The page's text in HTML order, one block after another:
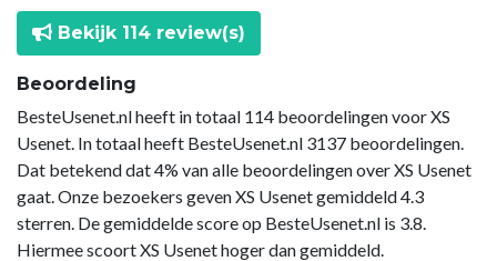
Bekijk 114 review(s)
Beoordeling
BesteUsenet.nl heeft in totaal 114 beoordelingen voor XS
Usenet. In totaal heeft BesteUsenet.nl 3137 beoordelingen.
Dat betekend dat 4% van alle beoordelingen over XS Usenet
gaat. Onze bezoekers geven XS Usenet gemiddeld 4.3
sterren. De gemiddelde score op BesteUsenet.nl is 3.8.
Hiermee scoort XS Usenet hoger dan gemiddeld.